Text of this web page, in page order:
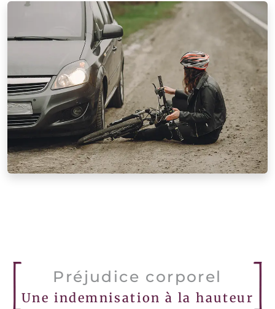
Préjudice corporel
Une indemnisation à la hauteur